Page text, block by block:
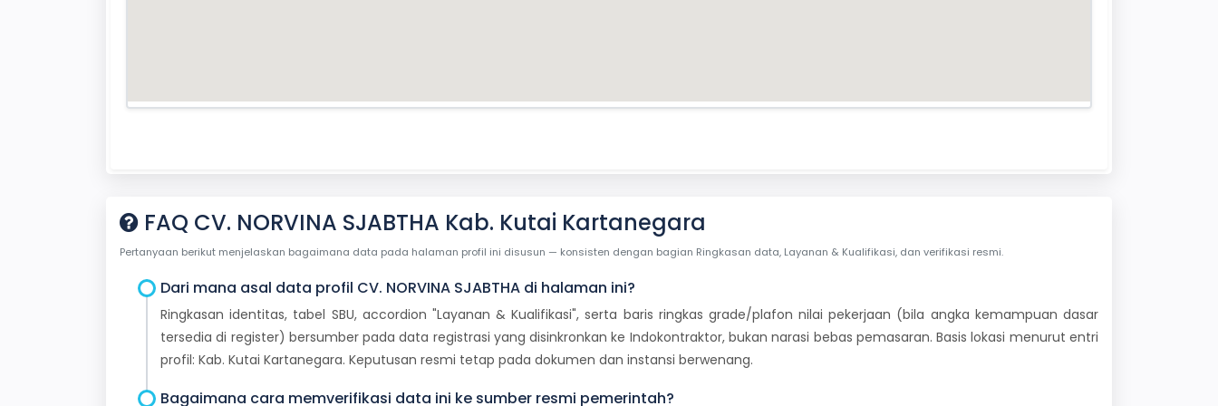
FAQ CV. NORVINA SJABTHA Kab. Kutai Kartanegara
Pertanyaan berikut menjelaskan bagaimana data pada halaman profil ini disusun — konsisten dengan bagian Ringkasan data, Layanan & Kualifikasi, dan verifikasi resmi.
Dari mana asal data profil CV. NORVINA SJABTHA di halaman ini?
Ringkasan identitas, tabel SBU, accordion "Layanan & Kualifikasi", serta baris ringkas grade/plafon nilai pekerjaan (bila angka kemampuan dasar
tersedia di register) bersumber pada data registrasi yang disinkronkan ke Indokontraktor, bukan narasi bebas pemasaran. Basis lokasi menurut entri
profil: Kab. Kutai Kartanegara. Keputusan resmi tetap pada dokumen dan instansi berwenang.
Bagaimana cara memverifikasi data ini ke sumber resmi pemerintah?